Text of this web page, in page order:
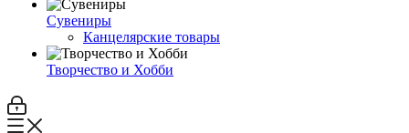
Сувениры
Канцелярские товары
Творчество и Хобби